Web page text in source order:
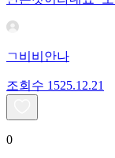
ㄱ비비안나
조회수 1525.12.21
0